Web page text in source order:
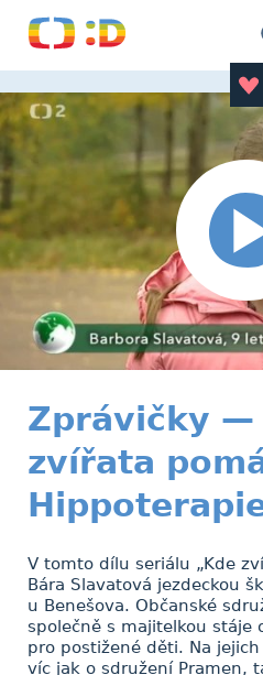
Zprávičky —
zvířata
V tomto dílu seriálu „Kde
Bára Slavatová jezdeckou
u Benešova. Občanské
společně s majitelkou stáje
pro postižené děti. Na
víc jak o sdružení Pramen,